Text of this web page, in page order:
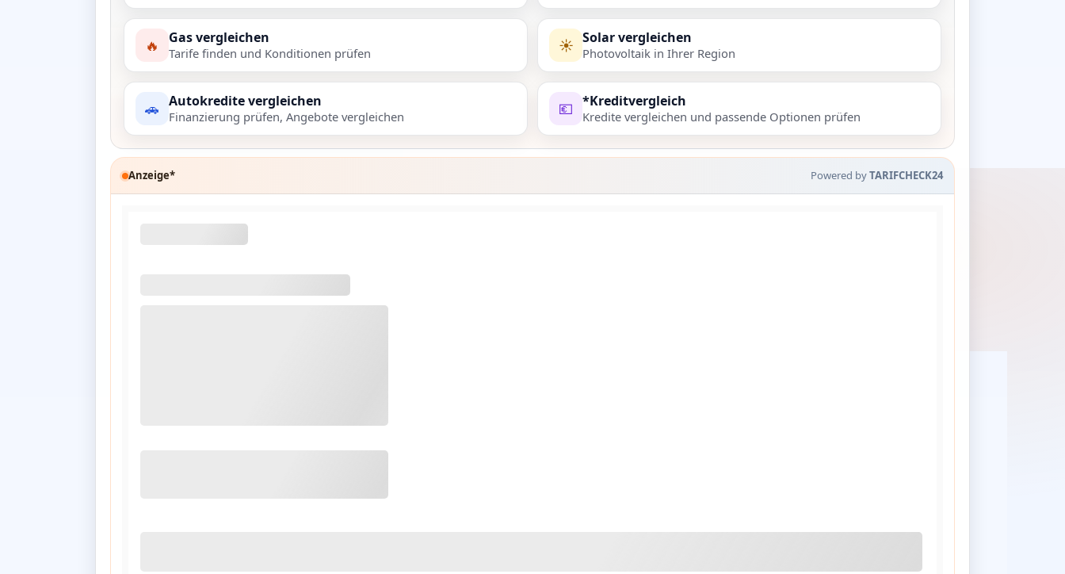
🔥 Gas vergleichen
Tarife finden und Konditionen prüfen ☀️ Solar vergleichen
Photovoltaik in Ihrer Region
🚗 Autokredite vergleichen
Finanzierung prüfen, Angebote vergleichen 💶 *Kreditvergleich
Kredite vergleichen und passende Optionen prüfen
Anzeige* Powered byTARIFCHECK24